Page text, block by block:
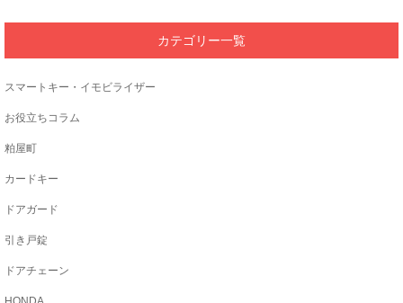
カテゴリー一覧
スマートキー・イモビライザー
お役立ちコラム
粕屋町
カードキー
ドアガード
引き戸錠
ドアチェーン